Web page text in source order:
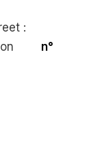
:
n°